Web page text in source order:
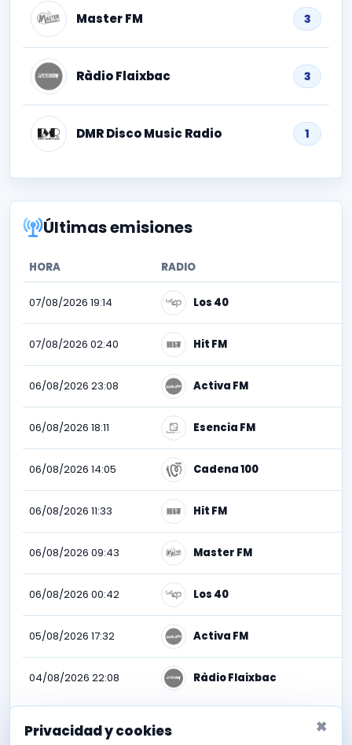
Master FM 3
Ràdio Flaixbac 3
DMR Disco Music Radio 1
Últimas emisiones
HORA RADIO
07/08/2026 19:14 Los 40
07/08/2026 02:40 Hit FM
06/08/2026 23:08 Activa FM
06/08/2026 18:11 Esencia FM
06/08/2026 14:05 Cadena 100
06/08/2026 11:33 Hit FM
06/08/2026 09:43 Master FM
06/08/2026 00:42 Los 40
05/08/2026 17:32 Activa FM
04/08/2026 22:08 Ràdio Flaixbac
Descubre todas las emisiones ×
Privacidad y cookies